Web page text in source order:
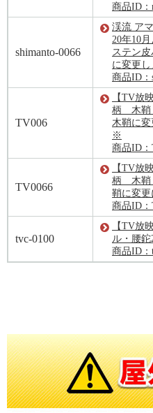
商品ID：
shimanto-0066
渓流 ア
20年10
ステン
に変更
商品ID：
TV006
【TV放
柄 木
木鞘に
※
商品ID：
TV0066
【TV放
柄 木鞘
鞘に変
商品ID：
tvc-0100
【TV放
ル・腰鉈
商品ID：